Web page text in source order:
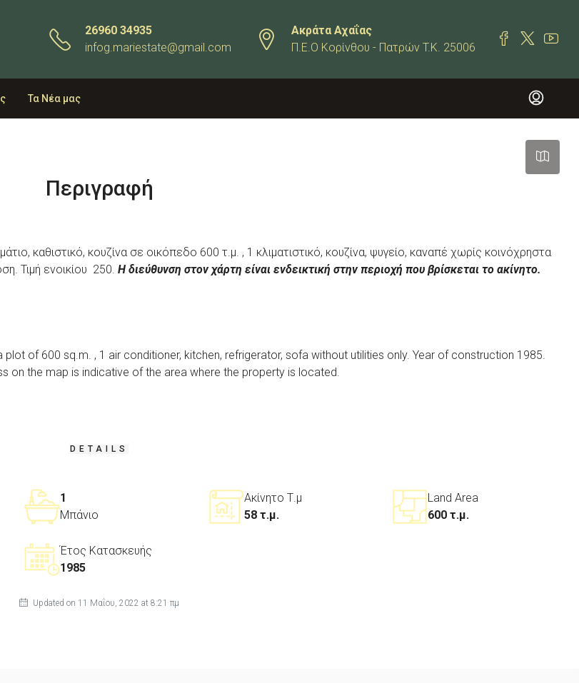
26960 34935
infog.mariestate@gmail.com
Ακράτα Αχαΐας
Π.Ε.Ο Κορίνθου - Πατρών T.K. 25006
Τα Νέα μας
Περιγραφή
καθιστικό, κουζίνα σε οικόπεδο 600 τ.μ. , 1 κλιματιστικό, κουζίνα, ψυγείο, καναπέ χωρίς κοινόχρηστα
Τιμή ενοικίου 250. Η διεύθυνση στον χάρτη είναι ενδεικτική στην περιοχή που βρίσκεται το ακίνητο.
of 600 sq.m. , 1 air conditioner, kitchen, refrigerator, sofa without utilities only. Year of construction 1985.
on the map is indicative of the area where the property is located.
DETAILS
1
Μπάνιο
Ακίνητο Τ.μ
58 τ.μ.
Land Area
600 τ.μ.
Έτος Κατασκευής
1985
Updated on 11 Μαΐου, 2022 at 8:21 πμ